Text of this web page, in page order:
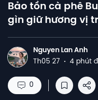
Bảo tồn cà phê
gìn giữ hương vị
N
Nguyen Lan Anh
Th05 27 · 4 phút
0
Lưu vào